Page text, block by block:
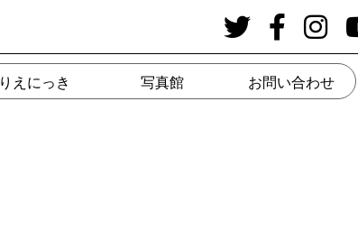
りえにっき 写真館 お問い合わせ